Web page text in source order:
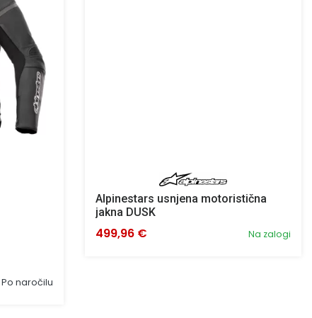
Po naročilu
Alpinestars usnjena motoristična
jakna DUSK
Na zalogi
499,96 €